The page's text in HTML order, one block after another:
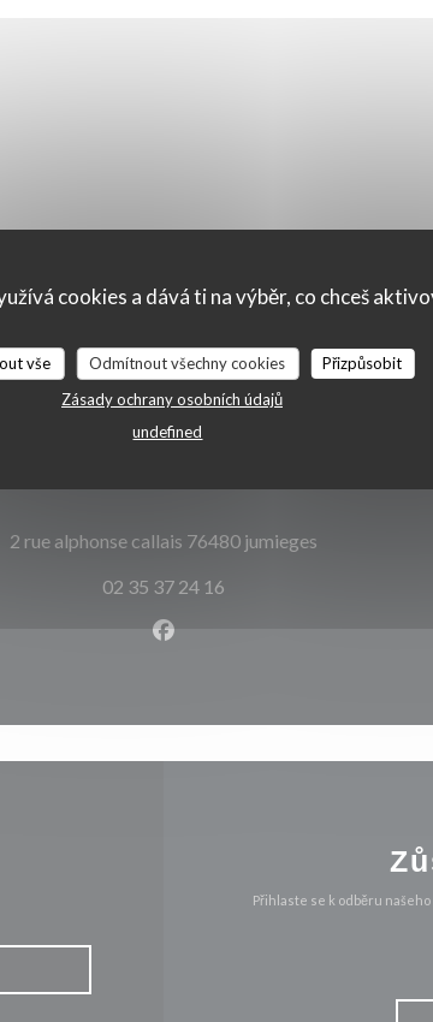
cookies a dává ti na výběr, co chceš
vše Odmítnout všechny cookies
Přizpůsobit
Zásady ochrany osobních údajů
undefined
Mapa a kontakt
2 rue alphonse callais 76480 jumieges
02 35 37 24 16
Facebook ((otevře se v
Přihlaste se k odběru